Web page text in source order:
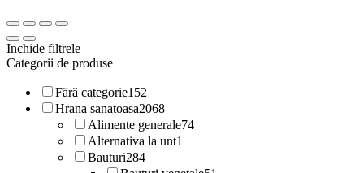
Inchide filtrele
Categorii de produse
Fără categorie152
Hrana sanatoasa2068
Alimente generale74
Alternativa la unt1
Bauturi284